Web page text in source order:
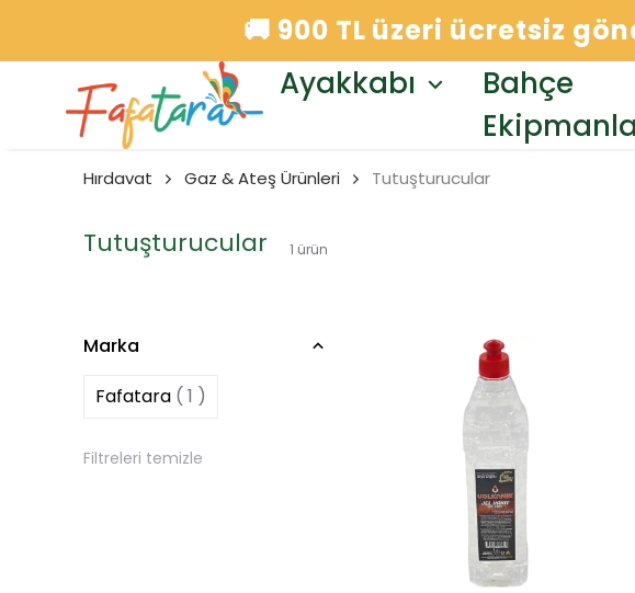
🚚 900 TL üzeri ücretsiz
Ayakkabı
Bahçe
Hırdavat Gaz & Ateş Ürünleri Tutuşturucular
Tutuşturucular 1 ürün
Marka
Fafatara ( 1 )
Filtreleri temizle